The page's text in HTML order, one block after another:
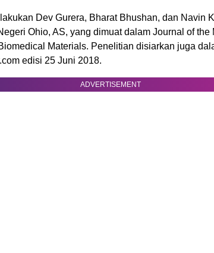
Dev Gurera, Bharat Bhushan, dan Navin
Ohio, AS, yang dimuat dalam Journal of the
Materials. Penelitian disiarkan juga
edisi 25 Juni 2018.
ADVERTISEMENT